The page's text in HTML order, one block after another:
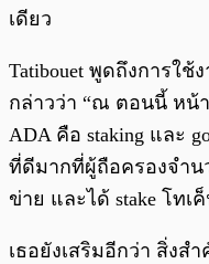
เดียว
Tatibouet พูดถึงการใ
กล่าวว่า “ณ ตอนนี้ หน้
ADA คือ staking และ
ที่ดีมากที่ผู้ถือครองจำน
ข่าย และได้ stake โทเ
เธอยังเสริมอีกว่า สิ่งส